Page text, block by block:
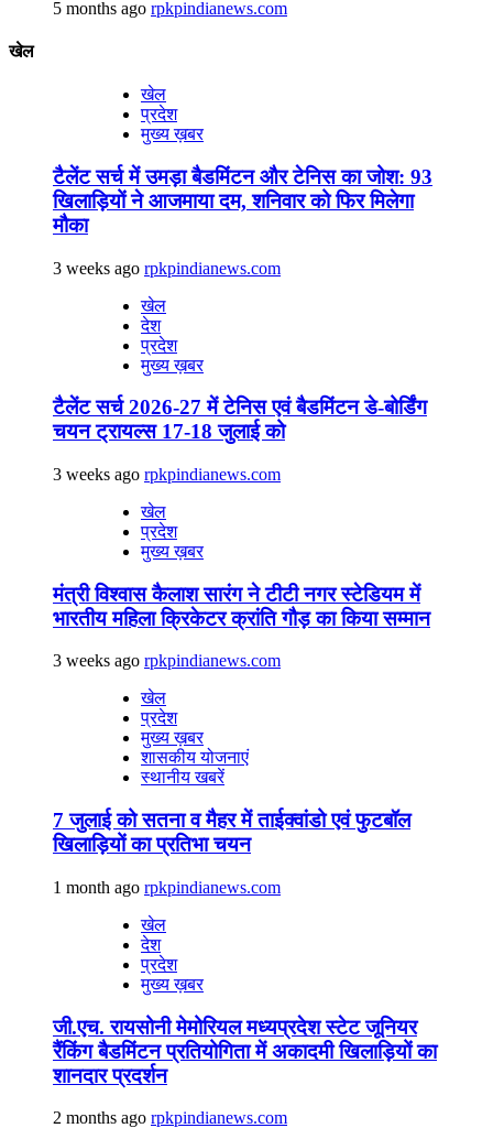
5 months ago rpkpindianews.com
खेल
खेल
प्रदेश
मुख्य ख़बर
टैलेंट सर्च में उमड़ा बैडमिंटन और टेनिस का जोश: 93
खिलाड़ियों ने आजमाया दम, शनिवार को फिर मिलेगा
मौका
3 weeks ago rpkpindianews.com
खेल
देश
प्रदेश
मुख्य ख़बर
टैलेंट सर्च 2026-27 में टेनिस एवं बैडमिंटन डे-बोर्डिंग
चयन ट्रायल्स 17-18 जुलाई को
3 weeks ago rpkpindianews.com
खेल
प्रदेश
मुख्य ख़बर
मंत्री विश्वास कैलाश सारंग ने टीटी नगर स्टेडियम में
भारतीय महिला क्रिकेटर क्रांति गौड़ का किया सम्मान
3 weeks ago rpkpindianews.com
खेल
प्रदेश
मुख्य ख़बर
शासकीय योजनाएं
स्थानीय खबरें
7 जुलाई को सतना व मैहर में ताईक्वांडो एवं फुटबॉल
खिलाड़ियों का प्रतिभा चयन
1 month ago rpkpindianews.com
खेल
देश
प्रदेश
मुख्य ख़बर
जी.एच. रायसोनी मेमोरियल मध्यप्रदेश स्टेट जूनियर
रैंकिंग बैडमिंटन प्रतियोगिता में अकादमी खिलाड़ियों का
शानदार प्रदर्शन
2 months ago rpkpindianews.com